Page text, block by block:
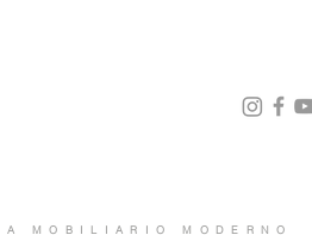
MOBILIARIO MODERNO